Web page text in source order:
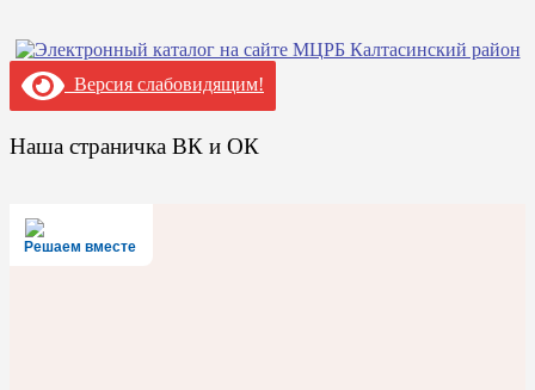
Версия слабовидящим!
Наша страничка ВК и ОК
Решаем вместе